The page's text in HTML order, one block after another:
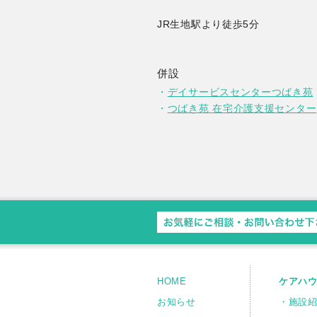
JR生地駅より徒歩5分
併設
・ デイサービスセンターつばき苑
・ つばき苑 在宅介護支援センター
HOME
お知らせ
ケアハ
・施設